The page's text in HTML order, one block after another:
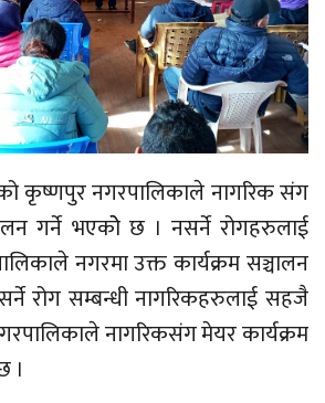
कृष्णपुर नगरपालिकाले नागरिक संग
गर्ने भएकोे छ । नसर्ने रोगहरुलाई
नगरमा उक्त कार्यक्रम सञ्चालन
रोग सम्बन्धी नागरिकहरुलाई सहजै
नागरिकसंग मेयर कार्यक्रम
।